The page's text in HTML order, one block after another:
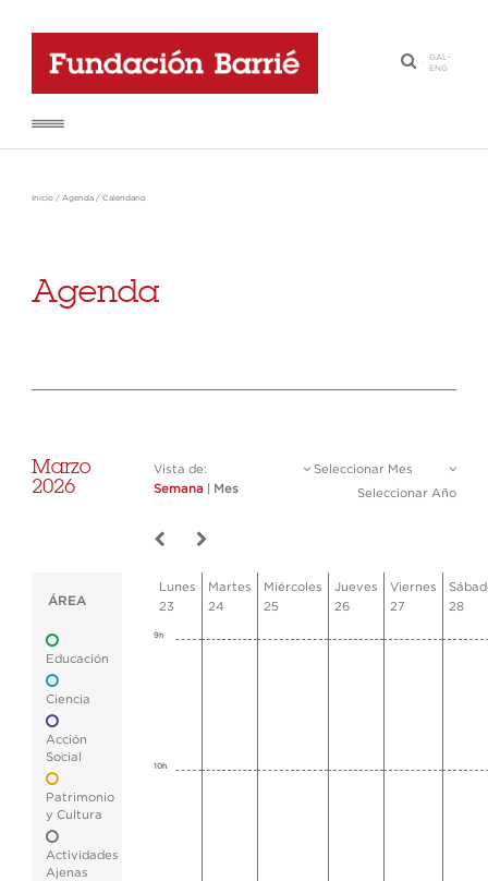
·
GAL-
ENG
Inicio / Agenda / Calendario
Agenda
Marzo
2026
Vista de:
Semana
Mes
Seleccionar Mes
Seleccionar Año
ÁREA
Educación
Ciencia
Acción
Social
Patrimonio
y Cultura
Actividades
Ajenas
Lunes
23
Martes
24
Miércoles
25
Jueves
26
Viernes
27
28
9h
10h